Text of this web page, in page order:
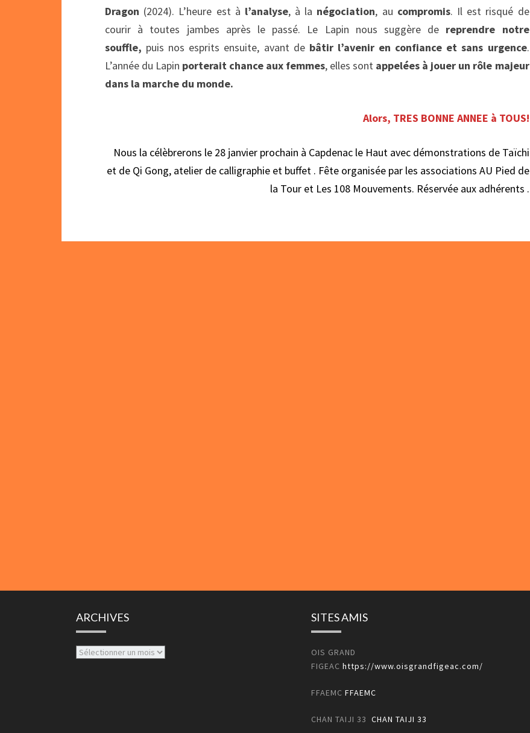
Dragon (2024). L’heure est à l’analyse, à la négociation, au compromis. Il est risqué de
courir à toutes jambes après le passé. Le Lapin nous suggère de reprendre notre
souffle, puis nos esprits ensuite, avant debâtir l’avenir en confiance et sans urgence.
L’année du Lapin porterait chance aux femmes, elles sont appelées à jouer un rôle majeur
dans la marche du monde.
Alors, TRES BONNE ANNEE à TOUS!
Nous la célèbrerons le 28 janvier prochain à Capdenac le Haut avec démonstrations de Taïchi
et de Qi Gong, atelier de calligraphie et buffet . Fête organisée par les associations AU Pied de
la Tour et Les 108 Mouvements. Réservée aux adhérents .
ARCHIVES
Archives
SITES AMIS
OIS GRAND
FIGEAC https://www.oisgrandfigeac.com/
FFAEMC FFAEMC
CHAN TAIJI 33 CHAN TAIJI 33